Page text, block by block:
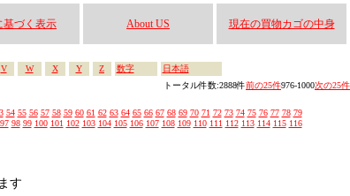
基づく表示 About US 現在の買物カゴの中身
V W X Y Z 数字
日本語
トータル件数:2888件前の25件976-1000次の25件
54 55 56 57 58 59 60 61 62 63 64 65 66 67 68 69 70 71 72 73 74 75 76 77 78 79
97 98 99 100 101 102 103 104 105 106 107 108 109 110 111 112 113 114 115 116
す